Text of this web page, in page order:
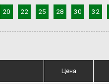
20 22 25 28 30 32
Цена